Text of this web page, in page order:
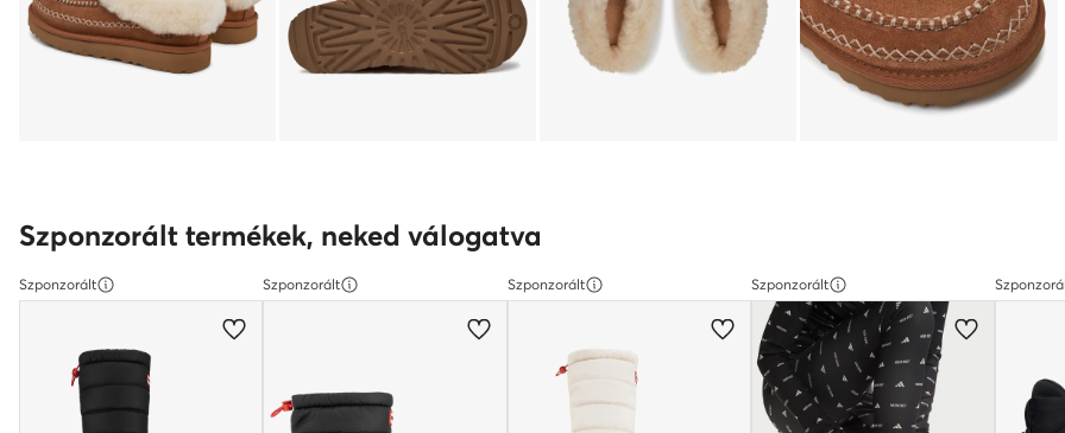
Szponzorált termékek, neked válogatva
Szponzorált Szponzorált Szponzorált Szponzorált